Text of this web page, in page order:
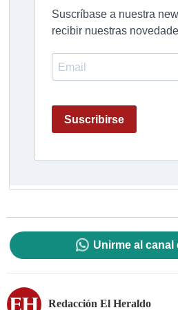
Unirme al canal
Redacción El Heraldo